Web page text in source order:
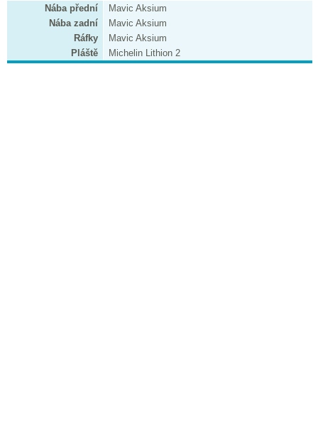
Nába přední
Mavic Aksium
Nába zadní
Mavic Aksium
Ráfky
Mavic Aksium
Pláště
Michelin Lithion 2